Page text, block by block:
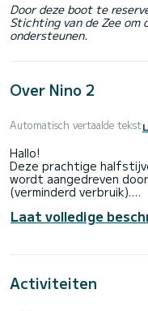
Door deze boot te
Stichting van de Zee om
ondersteunen.
Over Nino 2
Automatisch vertaalde tekst
Hallo!
Deze prachtige
wordt aangedreven
(verminderd verbruik).
om u te laten wandelen
National Park legaal.
te genieten van een
berichten voor meer
Laat volledige
Activiteiten